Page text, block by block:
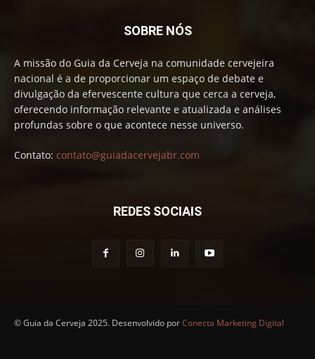
SOBRE NÓS
A missão do Guia da Cerveja na comunidade cervejeira
nacional é a de proporcionar um espaço de debate e
divulgação da efervescente cultura que cerca a cerveja,
oferecendo informação relevante e atualizada e análises
profundas sobre o que acontece nesse universo.
Contato: contato@guiadacervejabr.com
REDES SOCIAIS
© Guia da Cerveja 2025. Desenvolvido porConecta Marketing Digital